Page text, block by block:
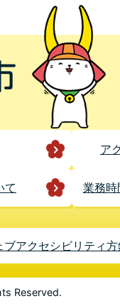
ア
て 業務時
ブアクセシビリティ
Reserved.